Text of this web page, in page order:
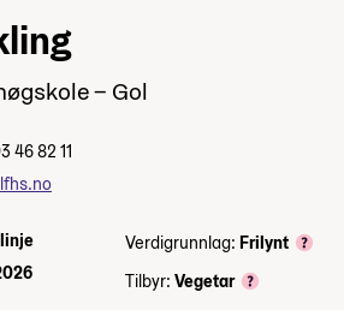
– Gol
46 82 11
Verdigrunnlag: Frilynt
Tilbyr: Vegetar